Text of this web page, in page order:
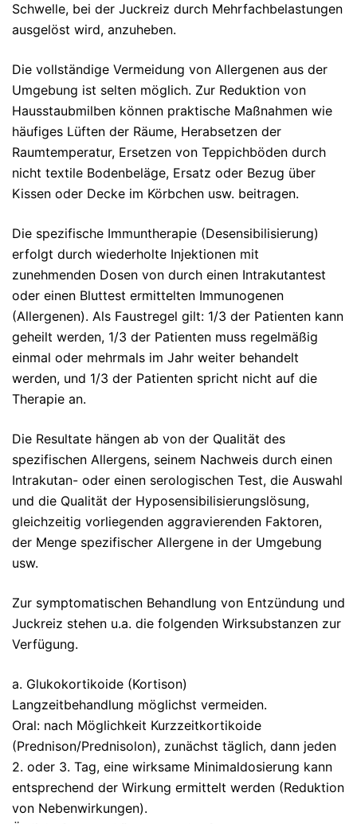
Schwelle, bei der Juckreiz durch Mehrfachbelastungen
ausgelöst wird, anzuheben.
Die vollständige Vermeidung von Allergenen aus der
Umgebung ist selten möglich. Zur Reduktion von
Hausstaubmilben können praktische Maßnahmen wie
häufiges Lüften der Räume, Herabsetzen der
Raumtemperatur, Ersetzen von Teppichböden durch
nicht textile Bodenbeläge, Ersatz oder Bezug über
Kissen oder Decke im Körbchen usw. beitragen.
Die spezifische Immuntherapie (Desensibilisierung)
erfolgt durch wiederholte Injektionen mit
zunehmenden Dosen von durch einen Intrakutantest
oder einen Bluttest ermittelten Immunogenen
(Allergenen). Als Faustregel gilt: 1/3 der Patienten kann
geheilt werden, 1/3 der Patienten muss regelmäßig
einmal oder mehrmals im Jahr weiter behandelt
werden, und 1/3 der Patienten spricht nicht auf die
Therapie an.
Die Resultate hängen ab von der Qualität des
spezifischen Allergens, seinem Nachweis durch einen
Intrakutan- oder einen serologischen Test, die Auswahl
und die Qualität der Hyposensibilisierungslösung,
gleichzeitig vorliegenden aggravierenden Faktoren,
der Menge spezifischer Allergene in der Umgebung
usw.
Zur symptomatischen Behandlung von Entzündung und
Juckreiz stehen u.a. die folgenden Wirksubstanzen zur
Verfügung.
a. Glukokortikoide (Kortison)
Langzeitbehandlung möglichst vermeiden.
Oral: nach Möglichkeit Kurzzeitkortikoide
(Prednison/Prednisolon), zunächst täglich, dann jeden
2. oder 3. Tag, eine wirksame Minimaldosierung kann
entsprechend der Wirkung ermittelt werden (Reduktion
von Nebenwirkungen).